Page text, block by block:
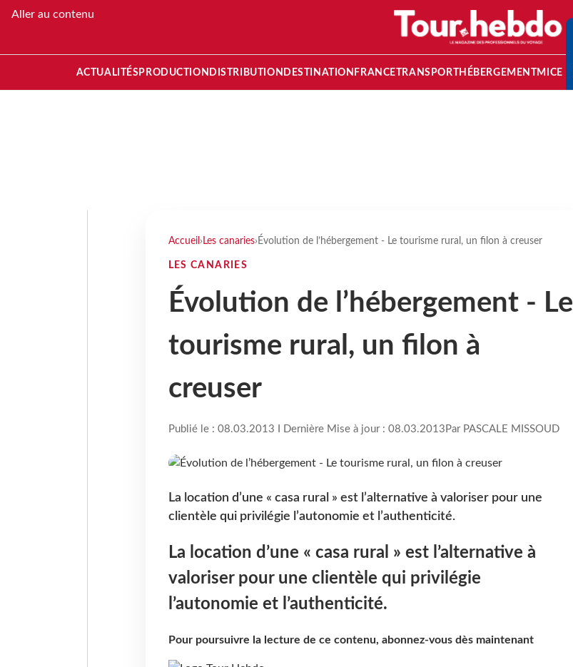
Aller au contenu
ACTUALITÉS PRODUCTION DISTRIBUTION DESTINATION FRANCETRANSPORT HÉBERGEMENTMICE
Accueil › Les canaries› Évolution de l’hébergement - Le tourisme rural, un filon à creuser
LES CANARIES
Évolution de l’hébergement - Le
tourisme rural, un filon à
creuser
Publié le : 08.03.2013 I Dernière Mise à jour : 08.03.2013 Par PASCALE MISSOUD
La location d’une « casa rural » est l’alternative à valoriser pour une
clientèle qui privilégie l’autonomie et l’authenticité.
La location d’une « casa rural » est l’alternative à
valoriser pour une clientèle qui privilégie
l’autonomie et l’authenticité.
Pour poursuivre la lecture de ce contenu, abonnez-vous dès maintenant